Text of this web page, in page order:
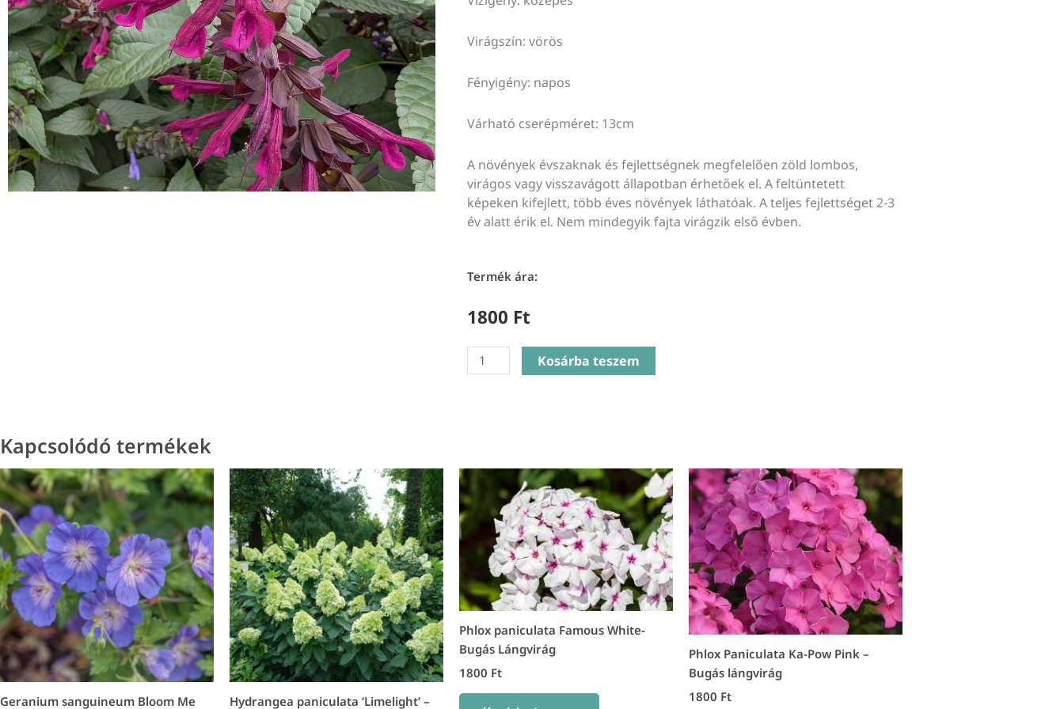
Virágszín: vörös
Fényigény: napos
Várható cserépméret: 13cm
A növények évszaknak és fejlettségnek megfelelően zöld lombos,
virágos vagy visszavágott állapotban érhetőek el. A feltüntetett
képeken kifejlett, több éves növények láthatóak. A teljes fejlettséget 2-3
év alatt érik el. Nem mindegyik fajta virágzik első évben.
Termék ára:
1800 Ft
Salvia
Guaranicita
illatú
zsálya
mennyiség
Kosárba teszem
Kapcsolódó termékek
Geranium sanguineum Bloom Me Hydrangea paniculata ‘Limelight’ –
Phlox paniculata Famous White-
Bugás Lángvirág
1800 Ft
Phlox Paniculata Ka-Pow Pink –
Bugás lángvirág
1800 Ft